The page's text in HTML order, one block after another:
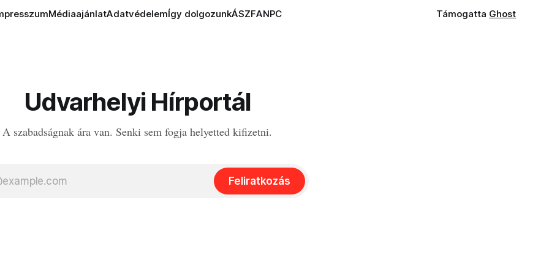
MédiaajánlatAdatvédelemÍgy dolgozunkÁSZFANPC Támogatta Ghost
Udvarhelyi Hírportál
A szabadságnak ára van. Senki sem fogja helyetted kifizetni.
Feliratkozás